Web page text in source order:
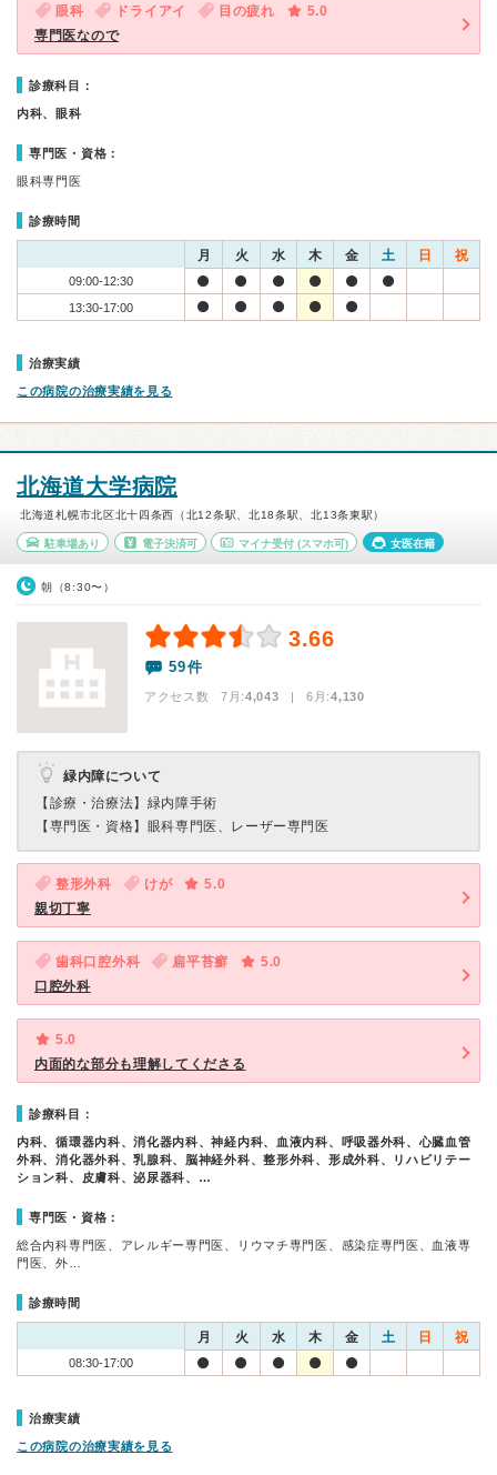
眼科 ドライアイ 目の疲れ
5.0
専門医なので
診療科目：
内科、眼科
専門医・資格：
眼科専門医
診療時間
月 火 水 木 金 土 日 祝
09:00-12:30
13:30-17:00
治療実績
この病院の治療実績を見る
北海道大学病院
北海道札幌市北区北十四条西（北12条駅、北18条駅、北13条東駅）
駐車場あり 電子決済可 マイナ受付 (スマホ可) 女医在籍
朝（8:30〜）
3.66
59件
アクセス数 7月:4,043 | 6月:4,130
緑内障について
【診療・治療法】 緑内障手術
【専門医・資格】 眼科専門医、レーザー専門医
整形外科 けが
5.0
親切丁寧
歯科口腔外科 扁平苔癬
5.0
口腔外科
5.0
内面的な部分も理解してくださる
診療科目：
内科、循環器内科、消化器内科、神経内科、血液内科、呼吸器外科、心臓血管
外科、消化器外科、乳腺科、脳神経外科、整形外科、形成外科、リハビリテー
ション科、皮膚科、泌尿器科、…
専門医・資格：
総合内科専門医、アレルギー専門医、リウマチ専門医、感染症専門医、血液専
門医、外…
診療時間
月 火 水 木 金 土 日 祝
08:30-17:00
治療実績
この病院の治療実績を見る